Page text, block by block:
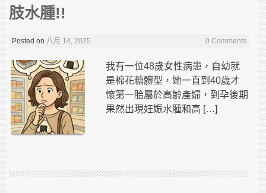
肢水腫!!
Posted on 八月 14, 2025 0 Comments
我有一位48歲女性病患，自幼就
是棉花糖體型，她一直到40歲才
懷第一胎屬於高齡產婦，到孕後期
果然出現妊娠水腫和高 […]